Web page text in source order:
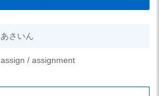
あさいん
assign / assignment